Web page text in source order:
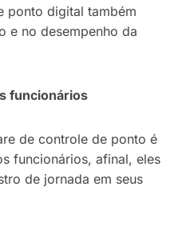
ponto digital também
e no desempenho da
funcionários
de controle de ponto é
funcionários, afinal, eles
de jornada em seus